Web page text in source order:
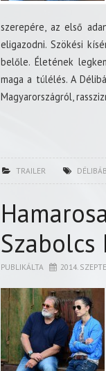
szerepére, az első
eligazodni. Szökési
belőle. Életének
maga a túlélés. A
Magyarországról,
TRAILER DÉLIBÁB
PUBLIKÁLTA 2014.